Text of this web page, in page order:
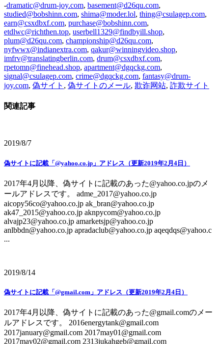
-dramatic@drum-joy.com, basement@d26qu.com,
studied@bobshinn.com, shima@moder.lol, thing@csulagep.com,
earn@csxdbxf.com, purchase@bobshinn.com,
etdlwc@richthen.top, userbell1329@findbyill.shop,
plum@d26qu.com, championship@d26qu.com,
nyfwwx@indianextra.com, qakur@winningvideo.shop,
imfrv@translatingberlin.com, drum@csxdbxf.com,
rpetomn@finehead.shop, apartment@dgqckg.com,
signal@csulagep.com, crime@dgqckg.com, fantasy@drum-
joy.com, 偽サイト , 偽サイトのメール, 欺诈网站, 詐欺サイト
関連記事
2019/8/7
偽サイトに記載「@yahoo.co.jp」アドレス（更新2019年2月4日）
2017年4月以降、偽サイトに記載のあった@yahoo.co.jpのメ
ールアドレスです。 adme_2017@yahoo.co.jp
aicopy56co@yahoo.co.jp ak_bran@yahoo.co.jp
ak47_2015@yahoo.co.jp aknpycom@yahoo.co.jp
alvajp23@yahoo.co.jp amarketsjp@yahoo.co.jp
anlbbdn@yahoo.co.jp apradaclub@yahoo.co.jp aqeqdqs@yahoo.c
...
2019/8/14
偽サイトに記載「@gmail.com」アドレス（更新2019年2月4日）
2017年4月以降、偽サイトに記載のあった@gmail.comのメー
ルアドレスです。 2016energytank@gmail.com
2017january@gmail.com 2017may01@gmail.com
2017may02@gmail.com 2313jukahgeb@gmail.com